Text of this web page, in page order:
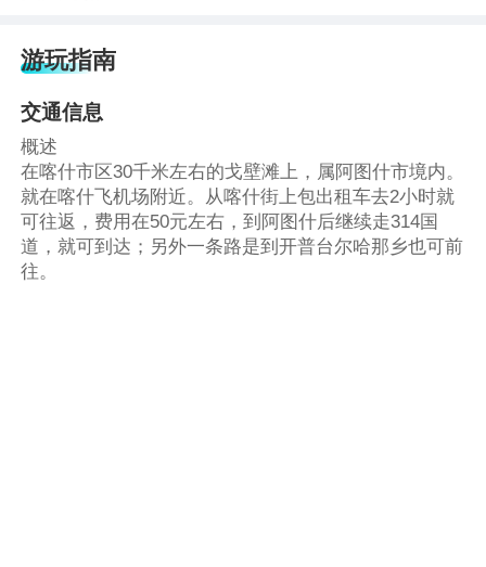
游玩指南
交通信息
概述
在喀什市区30千米左右的戈壁滩上，属阿图什市境内。
就在喀什飞机场附近。从喀什街上包出租车去2小时就
可往返，费用在50元左右，到阿图什后继续走314国
道，就可到达；另外一条路是到开普台尔哈那乡也可前
往。